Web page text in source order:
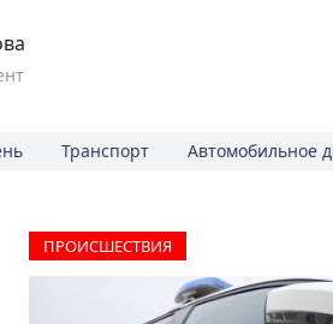
Транспорт Автомобильное
ПРОИCШЕСТВИЯ